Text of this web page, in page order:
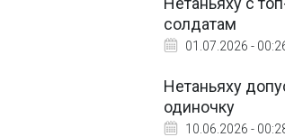
солдатам
01.07.2026 -
Нетаньяху
одиночку
10.06.2026 -